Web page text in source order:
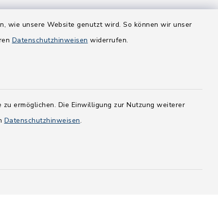
wie unsere Website genutzt wird. So können wir unser
Datenschutzhinweisen widerrufen.
ermöglichen. Die Einwilligung zur Nutzung weiterer
Datenschutzhinweisen.